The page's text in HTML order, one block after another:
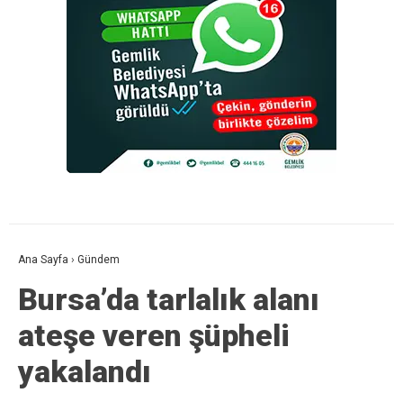
Ana Sayfa › Gündem
Bursa’da tarlalık alanı
ateşe veren şüpheli
yakalandı